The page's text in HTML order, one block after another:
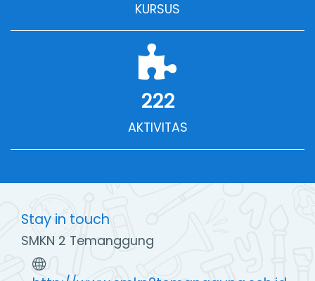
KURSUS
222
AKTIVITAS
Stay in touch
SMKN 2 Temanggung